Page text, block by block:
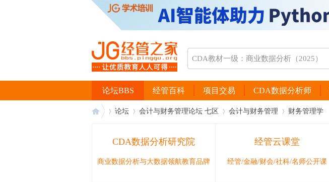
经管百科 项目交易 CDA数据分析师
论坛BBS
论坛 会计与财务管理论坛 七区 会计与财务管理 财务管理学
CDA数据分析研究院
商业数据分析与大数据领航教育品牌
经管云课堂
经管/金融/财会/社科/名师公开课